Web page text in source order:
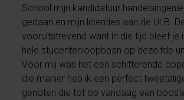
School mijn kandidatuur
gedaan en mijn licenties aan de ULB.
vooruitstrevend want in die tijd bleef je
hele studentenloopbaan op dezelfde
Voor mij was het een schitterende
die manier heb ik een perfect
genoten die tot op vandaag een